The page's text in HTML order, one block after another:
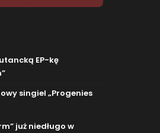
EP-kę
singiel „Progenies
już niedługo w